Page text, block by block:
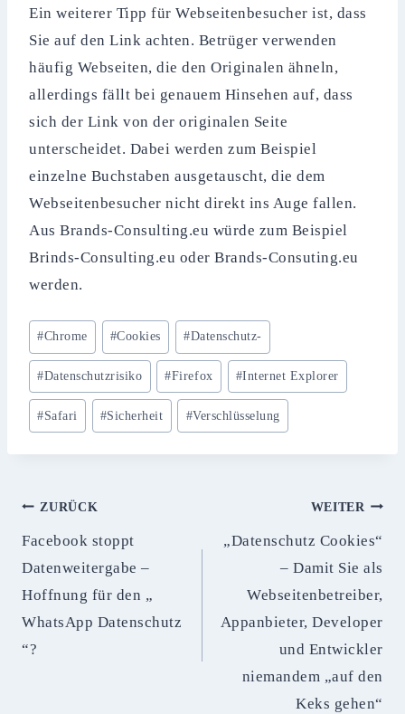
Ein weiterer Tipp für Webseitenbesucher ist, dass
Sie auf den Link achten. Betrüger verwenden
häufig Webseiten, die den Originalen ähneln,
allerdings fällt bei genauem Hinsehen auf, dass
sich der Link von der originalen Seite
unterscheidet. Dabei werden zum Beispiel
einzelne Buchstaben ausgetauscht, die dem
Webseitenbesucher nicht direkt ins Auge fallen.
Aus Brands-Consulting.eu würde zum Beispiel
Brinds-Consulting.eu oder Brands-Consuting.eu
werden.
Schlagworte:
#Chrome #Cookies #Datenschutz-
#Datenschutzrisiko #Firefox #Internet Explorer
#Safari #Sicherheit #Verschlüsselung
Beitragsnavigation
ZURÜCK
Facebook stoppt
Datenweitergabe –
Hoffnung für den „
WhatsApp Datenschutz
“?
WEITER
„Datenschutz Cookies“
– Damit Sie als
Webseitenbetreiber,
Appanbieter, Developer
und Entwickler
niemandem „auf den
Keks gehen“